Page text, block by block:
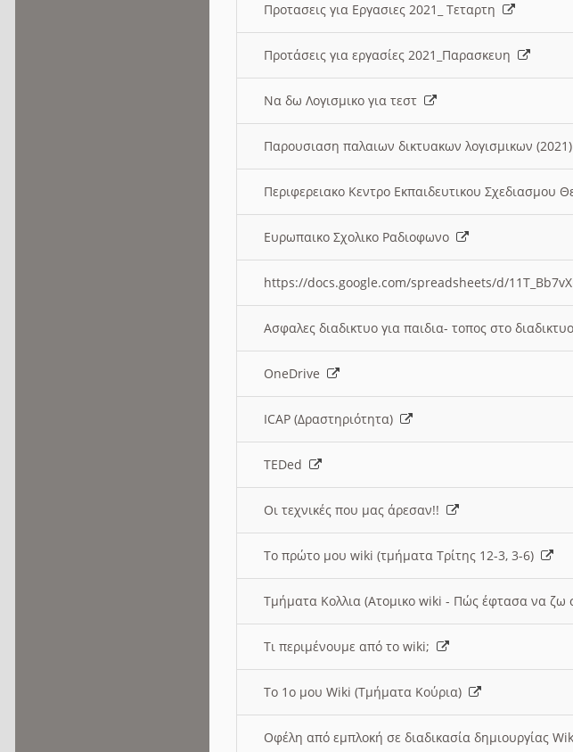
Προτασεις για Εργασιες 2021_ Τεταρτη
Προτάσεις για εργασίες 2021_Παρασκευη
Να δω Λογισμικο για τεστ
Παρουσιαση παλαιων δικτυακων λογισμικων
Περιφερειακο Κεντρο Εκπαιδευτικου Σχεδιασμου
Ευρωπαικο Σχολικο Ραδιοφωνο
https://docs.google.com/spreadsheets/d/
Ασφαλες διαδικτυο για παιδια- τοπος στο
OneDrive
ICAP (Δραστηριότητα)
TEDed
Οι τεχνικές που μας άρεσαν!!
Το πρώτο μου wiki (τμήματα Τρίτης 12-3, 3-6)
Τμήματα Κολλια (Ατομικο wiki - Πώς έφτασα να
Τι περιμένουμε από το wiki;
Το 1ο μου Wiki (Τμήματα Κούρια)
Οφέλη από εμπλοκή σε διαδικασία δημιουργίας